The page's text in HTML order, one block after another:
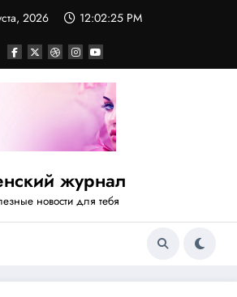
2026 12:02:25 PM
журнал
новости для тебя